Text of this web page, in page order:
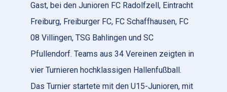
Gast, bei den Junioren FC Radolfzell, Eintracht
Freiburg, Freiburger FC, FC Schaffhausen, FC
08 Villingen, TSG Bahlingen und SC
Pfullendorf. Teams aus 34 Vereinen zeigten in
vier Turnieren hochklassigen Hallenfußball.
Das Turnier startete mit den U15-Junioren, mit